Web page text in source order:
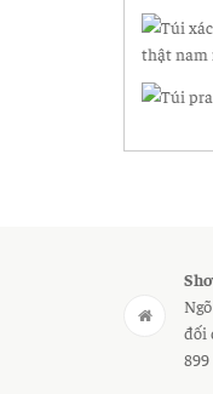
đối
899